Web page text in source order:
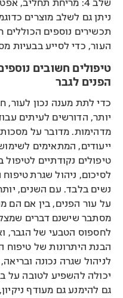
שלב 4: מריחת תחליב, אפטר שייב או קרם לחות.
ניתן גם לשלב מוצרים
תכשירים נוספים הכוללים
העור, כדי לסייע בבעיות
טיפולים חשובים
הפנים לגבר
כדי לתת מענה נכון לעור,
יותר, הדורשים לעיתים
מדהימות. מדובר על מסכות
ייעודים, המתאימים
טיפולים נקודתיים לטיפול
לסיכום, ניהול שגרת
נשים בלבד. עם השנים, יותר
על עור הפנים, בין אם הם
מסתבר שישנם דברים
לחספוס הטבעי של הגבר,
הבנת היתרונות של טיפוח
לניהול שגרה נכונה
יכולה להשפיע לטובה על
גם להימנע גם מעודף